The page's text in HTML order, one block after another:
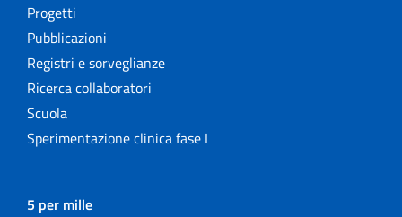
Progetti
Pubblicazioni
Registri e sorveglianze
Ricerca collaboratori
Scuola
Sperimentazione clinica fase I
5 per mille